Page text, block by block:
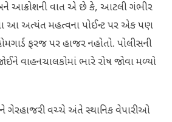
આક્રોશની વાત એ છે કે, આટલી ગંભીર
આ અત્યંત મહત્વના પોઈન્ટ પર એક પણ
ફરજ પર હાજર નહોતો. પોલીસની
વાહનચાલકોમાં ભારે રોષ જોવા મળ્યો
ગેરહાજરી વચ્ચે અંતે સ્થાનિક વેપારીઓ